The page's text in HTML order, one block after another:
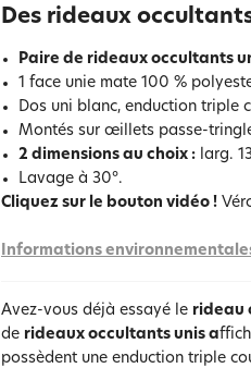
Des rideaux
Paire de rideaux occultants
1 face unie mate 100 %
Dos uni blanc, enduction triple
Montés sur œillets passe-
2 dimensions au choix : larg.
Lavage à 30°.
Cliquez sur le bouton vidéo !
Informations
Avez-vous déjà essayé le rideau
de rideaux occultants unis a
possèdent une enduction triple